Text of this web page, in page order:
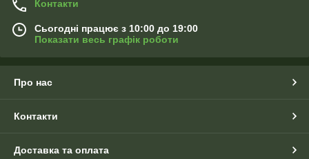
Контакти
Сьогодні працює з 10:00 до 19:00
Показати весь графік роботи
Про нас
Контакти
Доставка та оплата